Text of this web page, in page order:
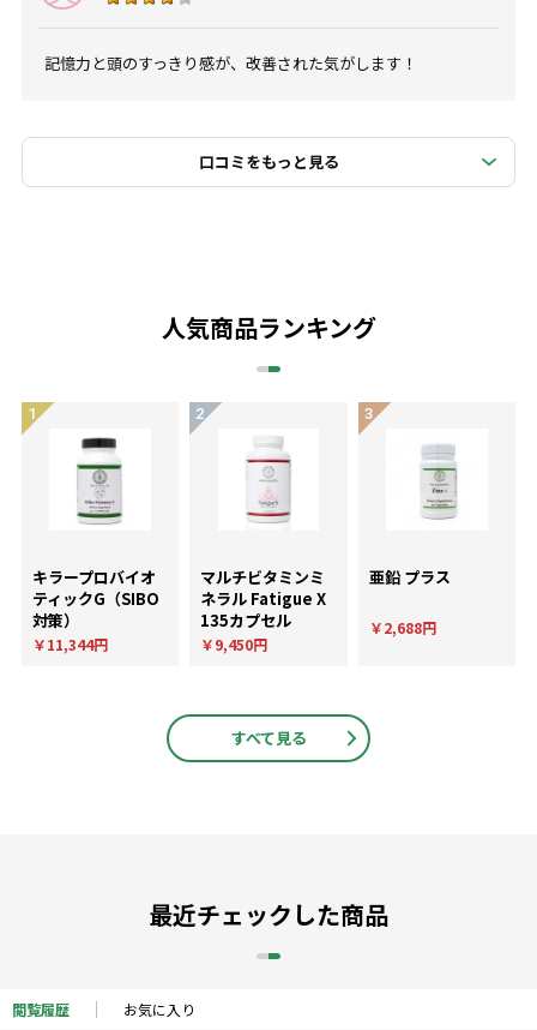
記憶力と頭のすっきり感が、改善された気がします！
口コミをもっと見る
人気商品ランキング
キラープロバイオ
ティックG（SIBO
対策）
￥11,344円
マルチビタミンミ
ネラル Fatigue X
135カプセル
￥9,450円
亜鉛 プラス
￥2,688円
すべて見る
最近チェックした商品
閲覧履歴 お気に入り